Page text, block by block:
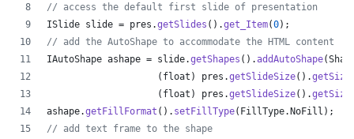
// access the default first slide of presentation
ISlide slide = pres .getSlides ().get_Item(0);
// add the AutoShape to accommodate the HTML content
IAutoShape ashape = slide.getShapes ().addAutoShape(
                    (
float ) pres .getSlideSize().getSize
                    (
float ) pres .getSlideSize().getSize
ashape.getFillFormat (). setFillType( FillType. NoFill );
// add text frame to the shape